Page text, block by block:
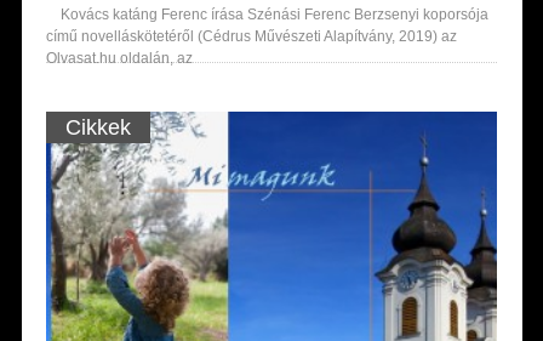
Kovács katáng Ferenc írása Szénási Ferenc Berzsenyi koporsója
című novelláskötetéről (Cédrus Művészeti Alapítvány, 2019) az
Olvasat.hu oldalán, az
Cikkek